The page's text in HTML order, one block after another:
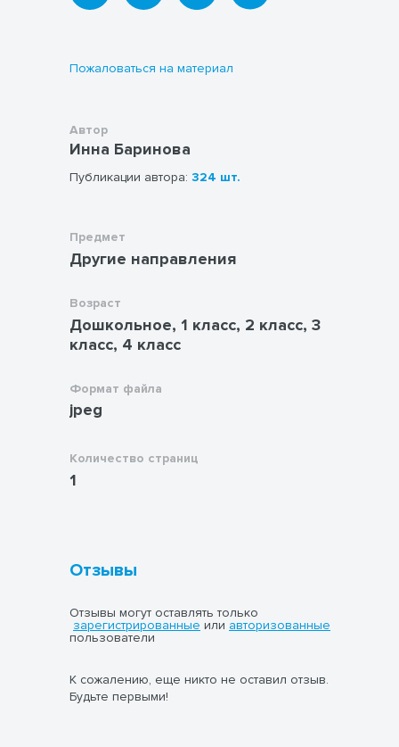
Пожаловаться на материал
Автор
Инна Баринова
Публикации автора: 324 шт.
Предмет
Другие направления
Возраст
Дошкольное, 1 класс, 2 класс, 3
класс, 4 класс
Формат файла
jpeg
Количество страниц
1
Отзывы
Отзывы могут оставлять только
зарегистрированные или авторизованные
пользователи
К сожалению, еще никто не оставил отзыв.
Будьте первыми!